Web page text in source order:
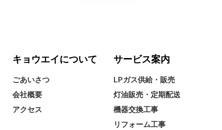
キョウエイについて
ごあいさつ
会社概要
アクセス
サービス案内
LPガス供給・販売
灯油販売・定期配送
機器交換工事
リフォーム工事